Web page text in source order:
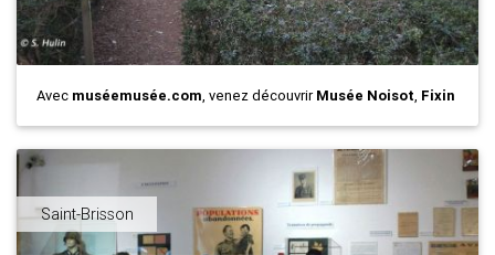
Avec muséemusée.com, venez découvrirMusée Noisot, Fixin
Saint-Brisson